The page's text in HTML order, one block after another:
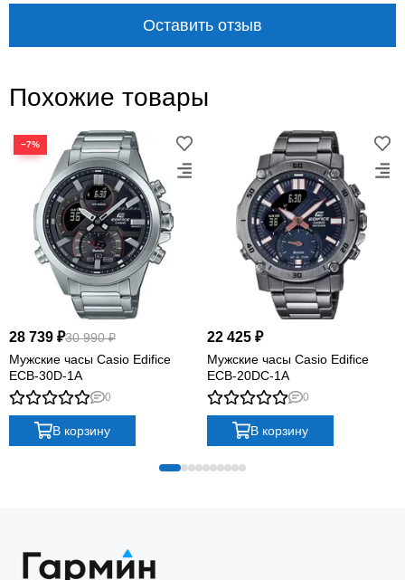
Оставить отзыв
Похожие товары
−7%
28 739 ₽30 990 ₽
Мужские часы Casio Edifice
ECB-30D-1A
0
В корзину
22 425 ₽
Мужские часы Casio Edifice
ECB-20DC-1A
0
В корзину